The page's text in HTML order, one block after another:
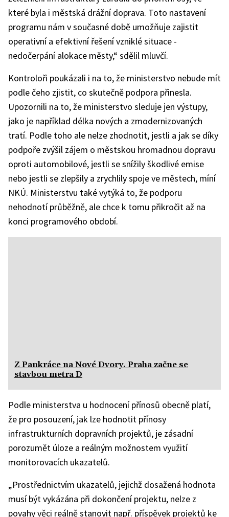
které byla i městská drážní doprava. Toto nastavení
programu nám v současné době umožňuje zajistit
operativní a efektivní řešení vzniklé situace -
nedočerpání alokace městy,“ sdělil mluvčí.
Kontroloři poukázali i na to, že ministerstvo nebude mít
podle čeho zjistit, co skutečně podpora přinesla.
Upozornili na to, že ministerstvo sleduje jen výstupy,
jako je například délka nových a zmodernizovaných
tratí. Podle toho ale nelze zhodnotit, jestli a jak se díky
podpoře zvýšil zájem o městskou hromadnou dopravu
oproti automobilové, jestli se snížily škodlivé emise
nebo jestli se zlepšily a zrychlily spoje ve městech, míní
NKÚ. Ministerstvu také vytýká to, že podporu
nehodnotí průběžně, ale chce k tomu přikročit až na
konci programového období.
Z Pankráce na Nové Dvory. Praha začne se
stavbou metra D
Podle ministerstva u hodnocení přínosů obecně platí,
že pro posouzení, jak lze hodnotit přínosy
infrastrukturních dopravních projektů, je zásadní
porozumět úloze a reálným možnostem využití
monitorovacích ukazatelů.
„Prostřednictvím ukazatelů, jejichž dosažená hodnota
musí být vykázána při dokončení projektu, nelze z
povahy věci reálně stanovit např. příspěvek projektů ke